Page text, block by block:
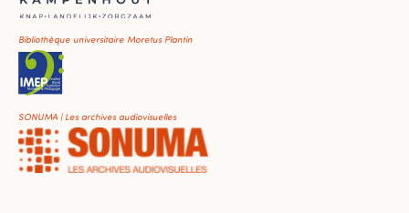
Bibliothèque universitaire Moretus Plantin
SONUMA | Les archives audiovisuelles